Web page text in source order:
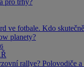
pro trhy?
ve fotbale. Kdo
planety?
rallye? Polovodiče